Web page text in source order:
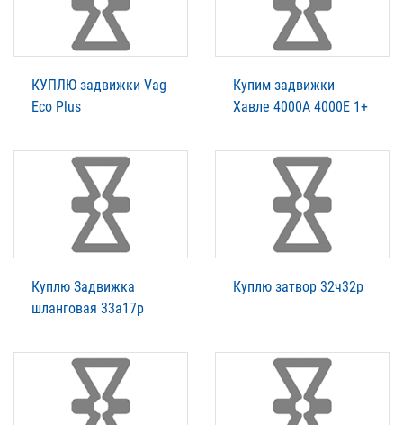
КУПЛЮ задвижки Vag
Eco Plus
Купим задвижки
Xавле 4000А 4000Е 1+
Куплю Задвижка
шланговая 33а17р
Куплю затвор 32ч32р